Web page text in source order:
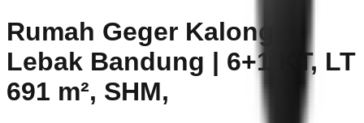
Rumah Geger Kalong
Lebak Bandung | 6+1 KT, LT
691 m², SHM,